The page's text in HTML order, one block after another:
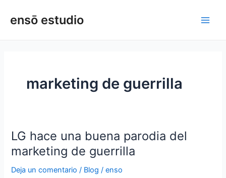
ensō estudio
marketing de guerrilla
LG hace una buena parodia del
marketing de guerrilla
Deja un comentario / Blog /enso
LG
una
buena